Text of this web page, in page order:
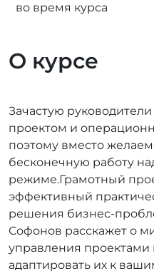
во время курса
О курсе
Зачастую
проектом и
поэтому вместо
бесконечную работу
режиме.Грамотный
эффективный
решения бизнес-
Софонов расскажет о
управления проектами
адаптировать их к